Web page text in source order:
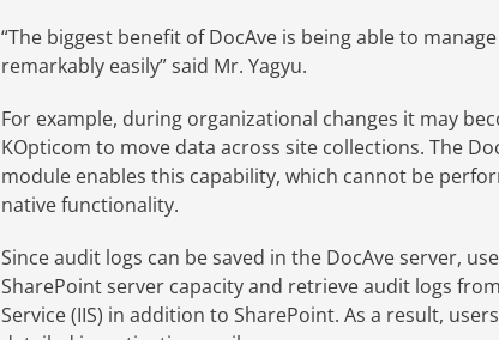
“The biggest benefit of DocAve is being able to
remarkably easily” said Mr. Yagyu.
For example, during organizational changes it may
KOpticom to move data across site collections. The
module enables this capability, which cannot be
native functionality.
Since audit logs can be saved in the DocAve server,
SharePoint server capacity and retrieve audit logs
Service (IIS) in addition to SharePoint. As a result,